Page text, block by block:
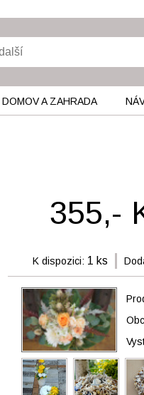
DOMOV A ZAHRADA
355,-
K dispozici: 1 ks